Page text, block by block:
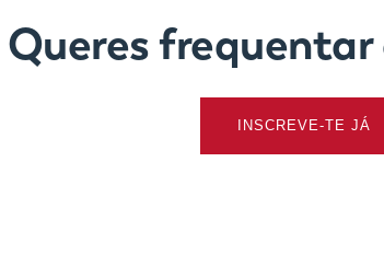
Queres frequentar
INSCREVE-TE JÁ